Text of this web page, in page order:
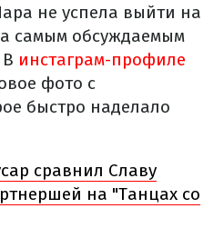
не успела выйти на
самым обсуждаемым
инстаграм-профиле
фото с
быстро наделало
сравнил Славу
на "Танцах со